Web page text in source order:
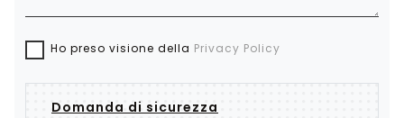
Ho preso visione della Privacy Policy
Domanda di sicurezza